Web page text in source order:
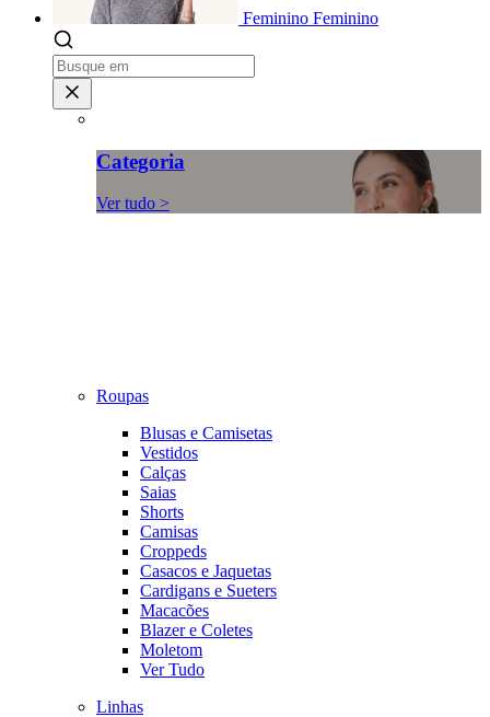
Feminino Feminino
Categoria
Ver tudo >
Roupas
Blusas e Camisetas
Vestidos
Calças
Saias
Shorts
Camisas
Croppeds
Casacos e Jaquetas
Cardigans e Sueters
Macacões
Blazer e Coletes
Moletom
Ver Tudo
Linhas